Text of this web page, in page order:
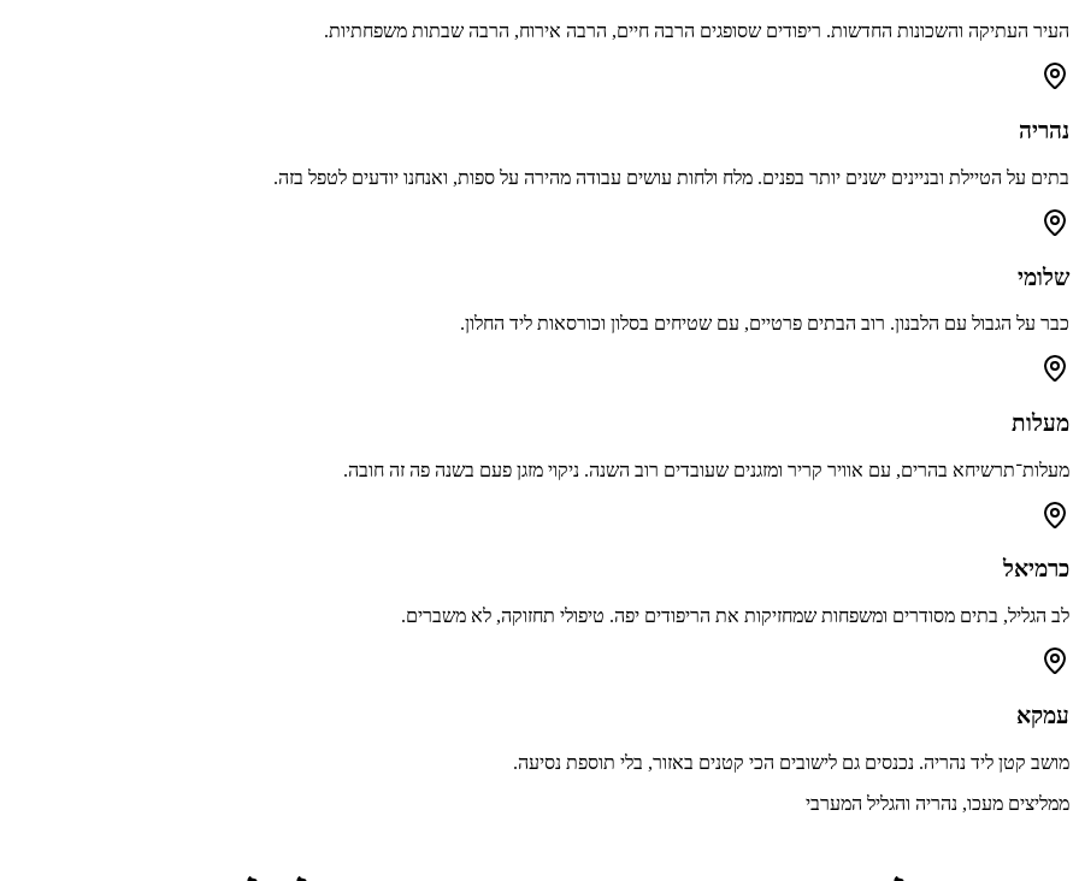
העיר העתיקה והשכונות החדשות. ריפודים שסופגים הרבה חיים, הרבה אירוח, הרבה שבתות משפחתיות.
נהריה
בתים על הטיילת ובניינים ישנים יותר בפנים. מלח ולחות עושים עבודה מהירה על ספות, ואנחנו יודעים לטפל בזה.
שלומי
כבר על הגבול עם הלבנון. רוב הבתים פרטיים, עם שטיחים בסלון וכורסאות ליד החלון.
מעלות
מעלות־תרשיחא בהרים, עם אוויר קריר ומזגנים שעובדים רוב השנה. ניקוי מזגן פעם בשנה פה זה חובה.
כרמיאל
לב הגליל, בתים מסודרים ומשפחות שמחזיקות את הריפודים יפה. טיפולי תחזוקה, לא משברים.
עמקא
מושב קטן ליד נהריה. נכנסים גם לישובים הכי קטנים באזור, בלי תוספת נסיעה.
ממליצים מעכו, נהריה והגליל המערבי